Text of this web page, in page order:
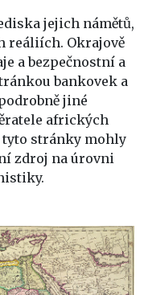
jejich námětů,
reáliích. Okrajově
a bezpečnostní a
bankovek a
jiné
afrických
tyto stránky mohly
zdroj na úrovni